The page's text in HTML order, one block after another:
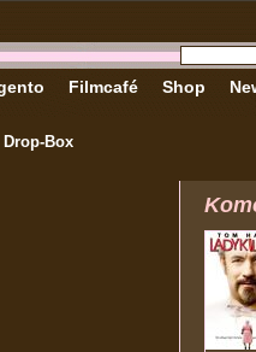
Box
Filmcafé Shop